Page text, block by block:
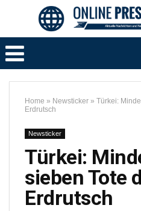
Home » Newsticker » Türkei:
Erdrutsch
Newsticker
Türkei:
sieben Tote
Erdrutsch